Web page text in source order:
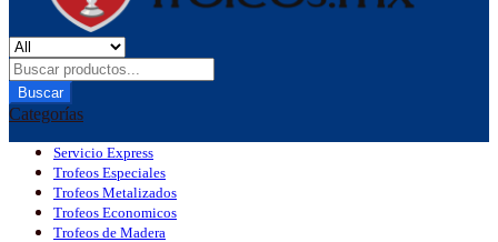
Buscar
Categorías
Servicio Express
Trofeos Especiales
Trofeos Metalizados
Trofeos Economicos
Trofeos de Madera